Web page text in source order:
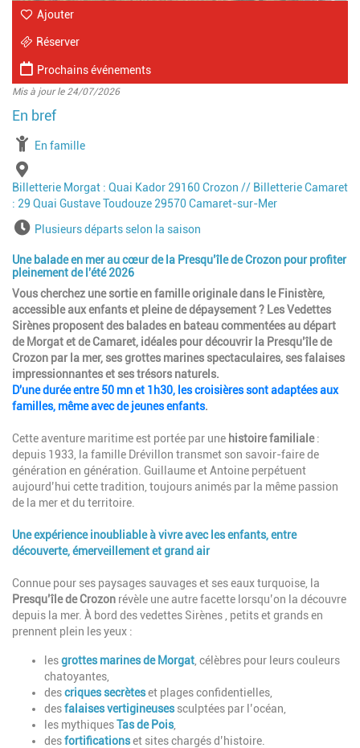
Ajouter
Réserver
Prochains événements
Mis à jour le 24/07/2026
à partir de
En famille
Billetterie Morgat : Quai Kador 29160 Crozon // Billetterie Camaret
: 29 Quai Gustave Toudouze 29570 Camaret-sur-Mer
HorairesPlusieurs départs selon la saison
Une balade en mer au cœur de la Presqu’île de Crozon pour profiter
pleinement de l'été 2026
Vous cherchez une sortie en famille originale dans le Finistère,
accessible aux enfants et pleine de dépaysement ? Les Vedettes
Sirènes proposent des balades en bateau commentées au départ
de Morgat et de Camaret, idéales pour découvrir la Presqu’île de
Crozon par la mer, ses grottes marines spectaculaires, ses falaises
impressionnantes et ses trésors naturels.
D'une durée entre 50 mn et 1h30, les croisières sont adaptées aux
familles, même avec de jeunes enfants.
Cette aventure maritime est portée par une histoire familiale:
depuis 1933, la famille Drévillon transmet son savoir-faire de
génération en génération. Guillaume et Antoine perpétuent
aujourd’hui cette tradition, toujours animés par la même passion
de la mer et du territoire.
Une expérience inoubliable à vivre avec les enfants, entre
découverte, émerveillement et grand air
Connue pour ses paysages sauvages et ses eaux turquoise, la
Presqu’île de Crozon révèle une autre facette lorsqu’on la découvre
depuis la mer. À bord des vedettes Sirènes , petits et grands en
prennent plein les yeux :
lesgrottes marines de Morgat , célèbres pour leurs couleurs
chatoyantes,
descriques secrèteset plages confidentielles,
desfalaises vertigineusessculptées par l’océan,
les mythiquesTas de Pois,
desfortificationset sites chargés d’histoire.